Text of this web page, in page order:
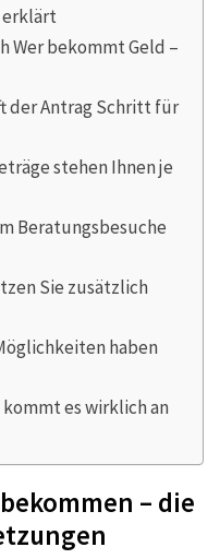
erklärt
Wer bekommt Geld –
der Antrag Schritt für
stehen Ihnen je
Beratungsbesuche
Sie zusätzlich
haben
es wirklich an
– die